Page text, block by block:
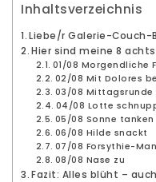
Inhaltsverzeichnis
Liebe/r Galerie-Couch-
Hier sind meine 8
01/08 Morgendliche
02/08 Mit Dolores
03/08 Mittagsrunde
04/08 Lotte
05/08 Sonne tanken
06/08 Hilde snackt
07/08 Forsythie-
08/08 Nase zu
Fazit: Alles blüht –